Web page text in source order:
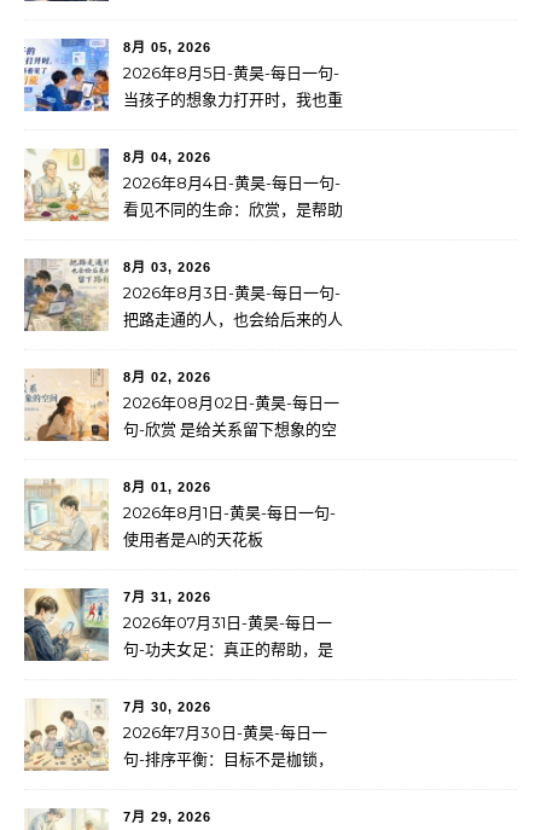
8月 05, 2026
2026年8月5日-黄昊-每日一句-
当孩子的想象力打开时，我也重
8月 04, 2026
2026年8月4日-黄昊-每日一句-
看见不同的生命：欣赏，是帮助
8月 03, 2026
2026年8月3日-黄昊-每日一句-
把路走通的人，也会给后来的人
8月 02, 2026
2026年08月02日-黄昊-每日一
句-欣赏 是给关系留下想象的空
8月 01, 2026
2026年8月1日-黄昊-每日一句-
使用者是AI的天花板
7月 31, 2026
2026年07月31日-黄昊-每日一
句-功夫女足：真正的帮助，是
7月 30, 2026
2026年7月30日-黄昊-每日一
句-排序平衡：目标不是枷锁，
7月 29, 2026